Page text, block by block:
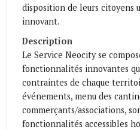
disposition de leurs
innovant.
Description
Le Service Neocity se
fonctionnalités innovantes
contraintes de chaque
événements, menu des
commerçants/associations,
fonctionnalités accessibles